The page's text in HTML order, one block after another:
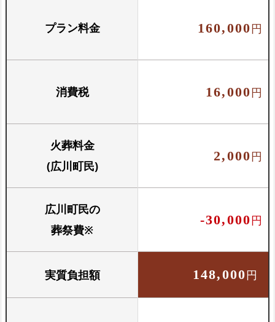
プラン料金 160,000円
消費税 16,000円
火葬料金
(広川町民)
2,000円
広川町民の
葬祭費※
-30,000円
実質負担額 148,000円